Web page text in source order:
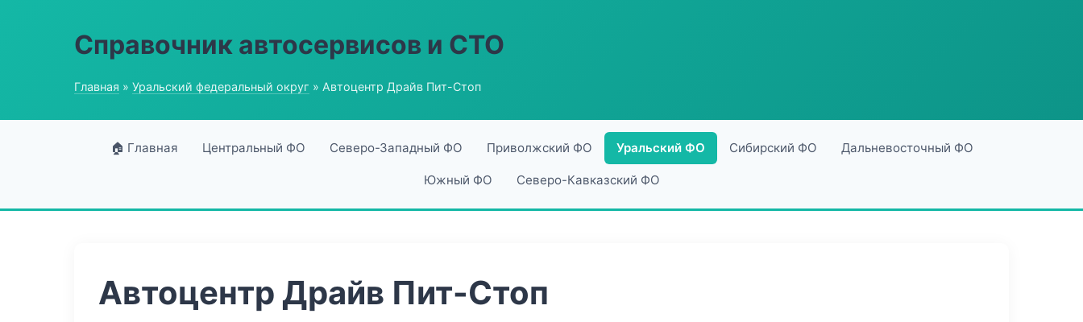
Справочник автосервисов и СТО
Главная » Уральский федеральный округ » Автоцентр Драйв Пит-Стоп
🏠 Главная Центральный ФО Северо-Западный ФО Приволжский ФО Уральский ФО Сибирский ФО Дальневосточный ФО
Южный ФО Северо-Кавказский ФО
Автоцентр Драйв Пит-Стоп